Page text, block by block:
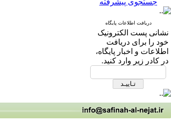
جستجوی پیشرفته
دریافت اطلاعات پایگاه
نشانی پست الکترونیک
خود را برای دریافت
اطلاعات و اخبار پایگاه،
در کادر زیر وارد کنید.